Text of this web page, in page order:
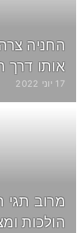
החניה
אותו דרך
17 יוני 2022
מרוב תגי
הולכות